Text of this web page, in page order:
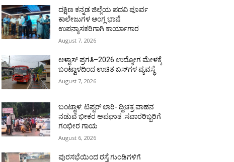
ದಕ್ಷಿಣ ಕನ್ನಡ ಜಿಲ್ಲೆಯ ಪದವಿ ಪೂರ್ವ
ಕಾಲೇಜುಗಳ ಆಂಗ್ಲ ಭಾಷೆ
ಉಪನ್ಯಾಸಕರಿಗಾಗಿ ಕಾರ್ಯಾಗಾರ
August 7, 2026
ಆಳ್ವಾಸ್ ಪ್ರಗತಿ–2026 ಉದ್ಯೋಗ ಮೇಳಕ್ಕೆ
ಬಂಟ್ವಾಳದಿಂದ ಉಚಿತ ಬಸ್‌ಗಳ ವ್ಯವಸ್ಥೆ
August 7, 2026
ಬಂಟ್ವಾಳ: ಟಿಪ್ಪರ್ ಲಾರಿ- ದ್ವಿಚಕ್ರ ವಾಹನ
ನಡುವೆ ಭೀಕರ ಅಪಘಾತ :ಸವಾರರಿಬ್ಬರಿಗೆ
ಗಂಭೀರ ಗಾಯ
August 6, 2026
ಪುರಸಭೆಯಿಂದ ರಸ್ತೆ ಗುಂಡಿಗಳಿಗೆ